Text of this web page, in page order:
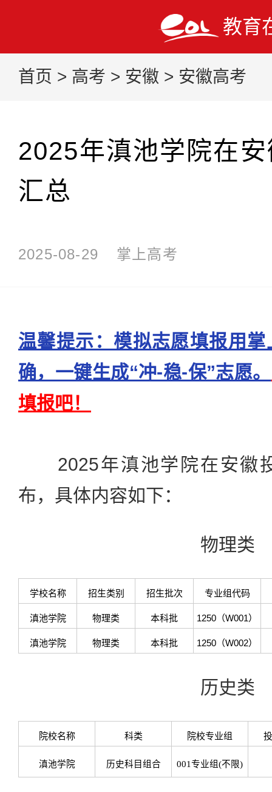
教育
首页 > 高考 > 安徽 > 安徽高考
2025年滇池学院在
汇总
2025-08-29 掌上高考
温馨提示：模拟志愿填报用
确，一键生成“冲-稳-保”志愿。
填报吧！
2025年滇池学院在安徽
布，具体内容如下：
物理类
学校名称 招生类别 招生批次 专业组代码
滇池学院 物理类 本科批 1250（W001）
滇池学院 物理类 本科批 1250（W002）
历史类
院校名称 科类 院校专业组
滇池学院 历史科目组合 001专业组(不限)